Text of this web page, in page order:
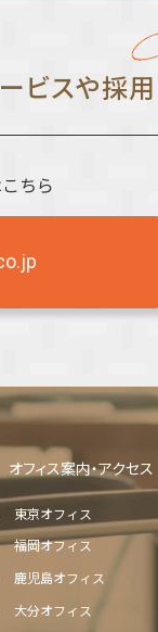
ビスや採
ちら
オフィス案内・アクセス
東京オフィス
福岡オフィス
鹿児島オフィス
大分オフィス